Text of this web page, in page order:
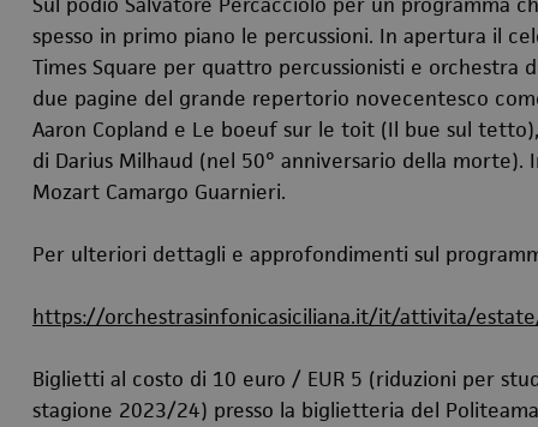
spesso in primo piano le percussioni. In apertura il
Times Square per quattro percussionisti e orchestra
due pagine del grande repertorio novecentesco
Aaron Copland e Le boeuf sur le toit (Il bue sul
di Darius Milhaud (nel 50° anniversario della morte).
Mozart Camargo Guarnieri.
Per ulteriori dettagli e approfondimenti sul
https://orchestrasinfonicasiciliana.it/it/attivita/
Biglietti al costo di 10 euro / EUR 5 (riduzioni per
stagione 2023/24) presso la biglietteria del